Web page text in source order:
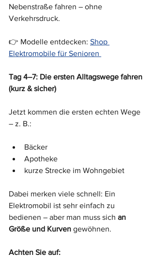
Nebenstraße fahren – ohne
Verkehrsdruck.
👉 Modelle entdecken: Shop
Elektromobile für Senioren
Tag 4–7: Die ersten Alltagswege fahren
(kurz & sicher)
Jetzt kommen die ersten echten Wege
– z. B.:
Bäcker
Apotheke
kurze Strecke im Wohngebiet
Dabei merken viele schnell: Ein
Elektromobil ist sehr einfach zu
bedienen – aber man muss sich an
Größe und Kurven gewöhnen.
Achten Sie auf: